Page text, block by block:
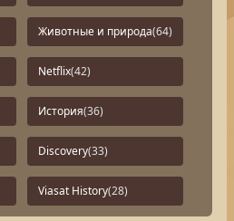
Животные и природа(64)
Netflix(42)
История(36)
Discovery(33)
Viasat History(28)